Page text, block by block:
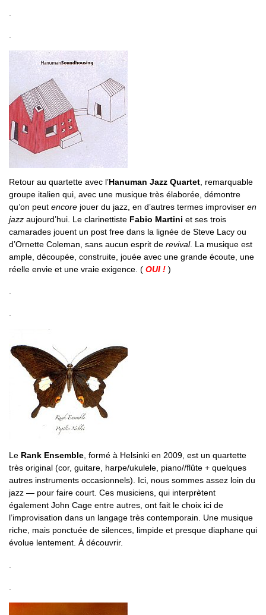
Retour au quartette avec l’Hanuman Jazz Quartet, remarquable
groupe italien qui, avec une musique très élaborée, démontre
qu’on peut encore jouer du jazz, en d’autres termes improviser en
jazz aujourd’hui. Le clarinettiste Fabio Martini et ses trois
camarades jouent un post free dans la lignée de Steve Lacy ou
d’Ornette Coleman, sans aucun esprit de revival. La musique est
ample, découpée, construite, jouée avec une grande écoute, une
réelle envie et une vraie exigence. ( OUI ! )
.
.
Le Rank Ensemble , formé à Helsinki en 2009, est un quartette
très original (cor, guitare, harpe/ukulele, piano//flûte + quelques
autres instruments occasionnels). Ici, nous sommes assez loin du
jazz — pour faire court. Ces musiciens, qui interprètent
également John Cage entre autres, ont fait le choix ici de
l’improvisation dans un langage très contemporain. Une musique
riche, mais ponctuée de silences, limpide et presque diaphane qui
évolue lentement. À découvrir.